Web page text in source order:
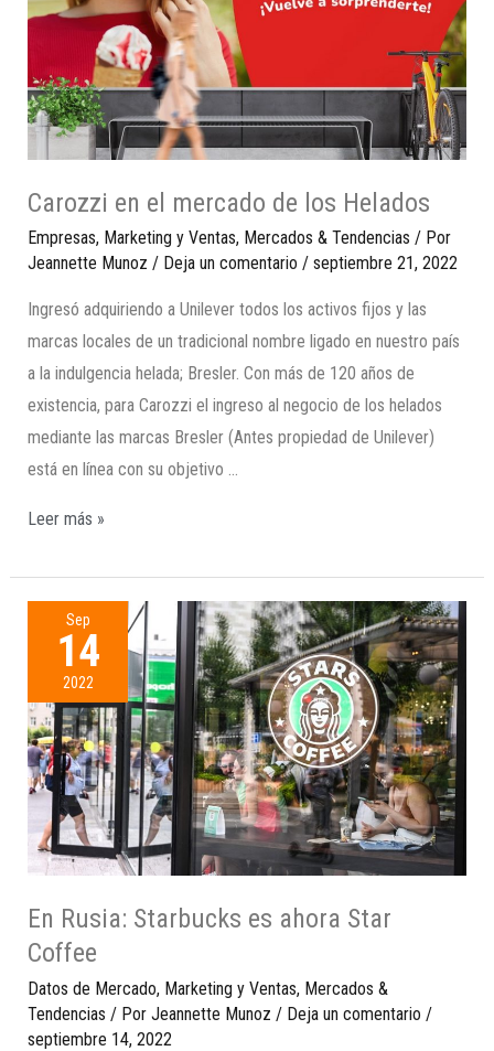
Carozzi en el mercado de los Helados
Empresas, Marketing y Ventas, Mercados & Tendencias / Por
Jeannette Munoz / Deja un comentario / septiembre 21, 2022
Ingresó adquiriendo a Unilever todos los activos fijos y las
marcas locales de un tradicional nombre ligado en nuestro país
a la indulgencia helada; Bresler. Con más de 120 años de
existencia, para Carozzi el ingreso al negocio de los helados
mediante las marcas Bresler (Antes propiedad de Unilever)
está en línea con su objetivo …
Leer más »
Sep
14
2022
En Rusia: Starbucks es ahora Star
Coffee
Datos de Mercado, Marketing y Ventas, Mercados &
Tendencias / Por Jeannette Munoz / Deja un comentario /
septiembre 14, 2022